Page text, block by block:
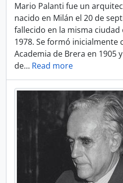
Mario Palanti fue un
nacido en Milán el 20 de
fallecido en la misma
1978. Se formó inicialmente
Academia de Brera en 1905
de… Read more